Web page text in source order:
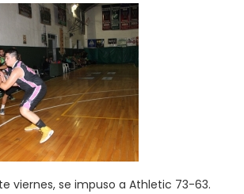
viernes, se impuso a Athletic 73-63.